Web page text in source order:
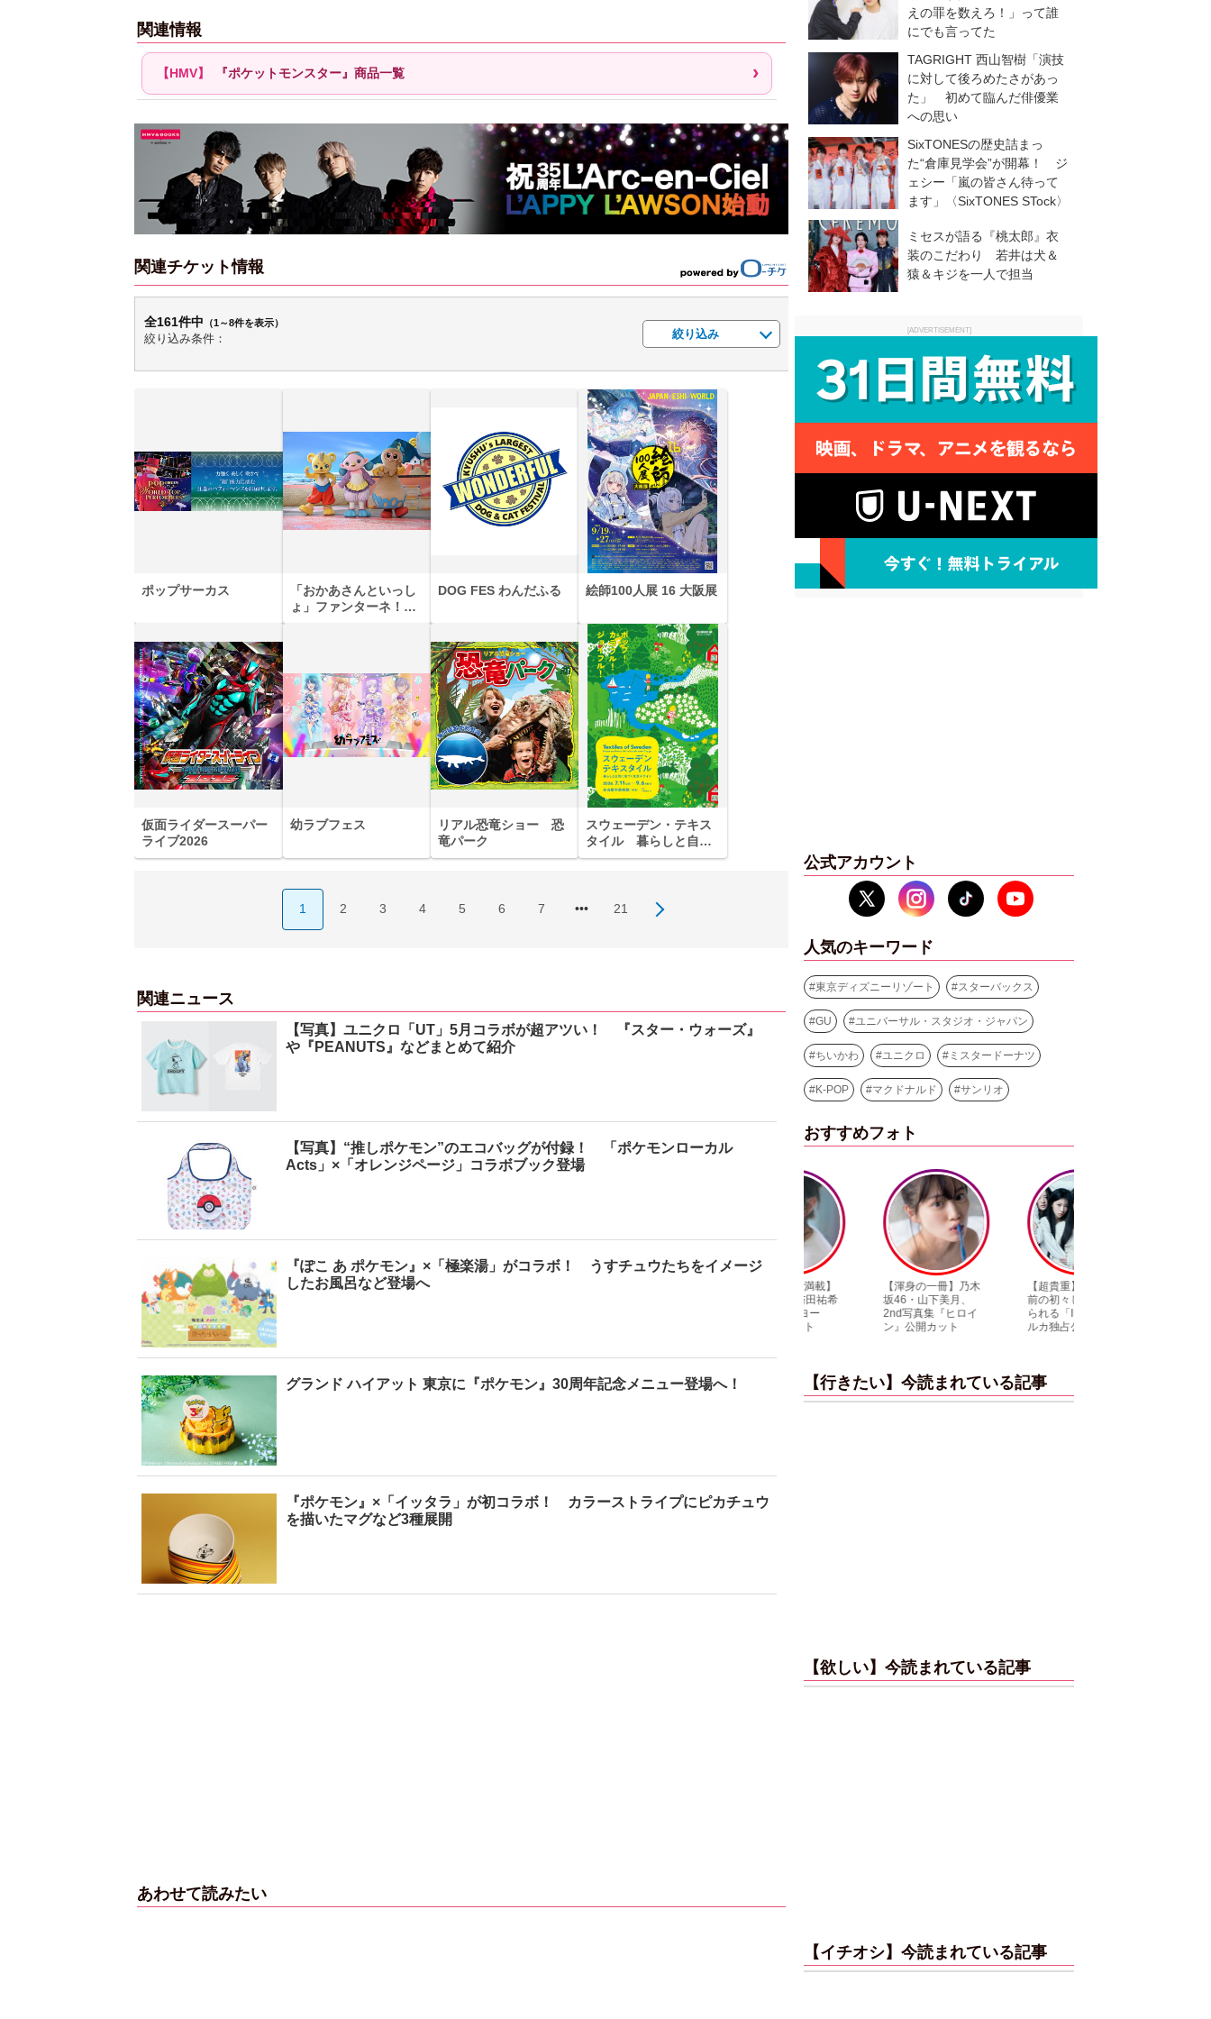
関連情報
『ポケットモンスター』商品一覧
関連チケット情報
全161件中 （1～8件を表示）
絞り込み条件： 絞り込み
ポップサーカス
「おかあさんといっし
ょ」ファンターネ！と
DOG FES わんだふる 絵師100人展 16 大阪展
仮面ライダースーパー
ライブ2026
幼ラブフェス
リアル恐竜ショー 恐
竜パーク
スウェーデン・テキス
タイル 暮らしと自然
に息づく北欧デザイン
1 2 3 4 5 6 7 ••• 21
関連ニュース
【写真】ユニクロ「UT」5月コラボが超アツい！ 『スター・ウォーズ』
や『PEANUTS』などまとめて紹介
【写真】“推しポケモン”のエコバッグが付録！ 「ポケモンローカル
Acts」×「オレンジページ」コラボブック登場
『ぽこ あ ポケモン』×「極楽湯」がコラボ！ うすチュウたちをイメージ
したお風呂など登場へ
グランド ハイアット 東京に『ポケモン』30周年記念メニュー登場へ！
『ポケモン』×「イッタラ」が初コラボ！ カラーストライプにピカチュウ
を描いたマグなど3種展開
あわせて読みたい
えの罪を数えろ！」って誰
にでも言ってた
TAGRIGHT 西山智樹「演技
に対して後ろめたさがあっ
た」 初めて臨んだ俳優業
への思い
SixTONESの歴史詰まっ
た“倉庫見学会”が開幕！ ジ
ェシー「嵐の皆さん待って
ます」〈SixTONES STock〉
ミセスが語る『桃太郎』衣
装のこだわり 若井は犬＆
猿＆キジを一人で担当
[ADVERTISEMENT]
公式アカウント
人気のキーワード
#東京ディズニーリゾート #スターバックス
#GU #ユニバーサル・スタジオ・ジャパン
#ちいかわ #ユニクロ # ミスタードーナツ
#K-POP #マクドナルド #サンリオ
おすすめフォト
【6度目重版！】乃
木坂46・山下美月
「1st写真集」公開カ
ットまとめ
【インタビューフォ
【渾身の一冊】乃木
坂46・山下美月、
2nd写真集『ヒロイ
ン』公開カット
【超貴重】デビュー
前の初々しい姿が見
られる「ILLIT」のセ
ルカ独占公開
【行きたい】今読まれている記事
【欲しい】今読まれている記事
【イチオシ】今読まれている記事